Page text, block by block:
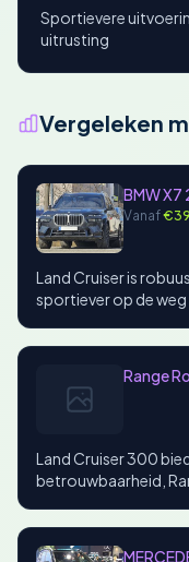
Sportievere
uitrusting
Vergeleken
BMW
Vanaf
Land Cruiser is
sportiever op de weg
Range
Land Cruiser 300
betrouwbaarheid,